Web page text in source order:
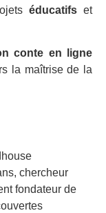
éducatifset
conte en ligne
la maîtrise de la
chercheur
fondateur de